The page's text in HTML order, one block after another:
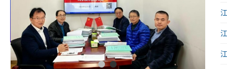
1 2